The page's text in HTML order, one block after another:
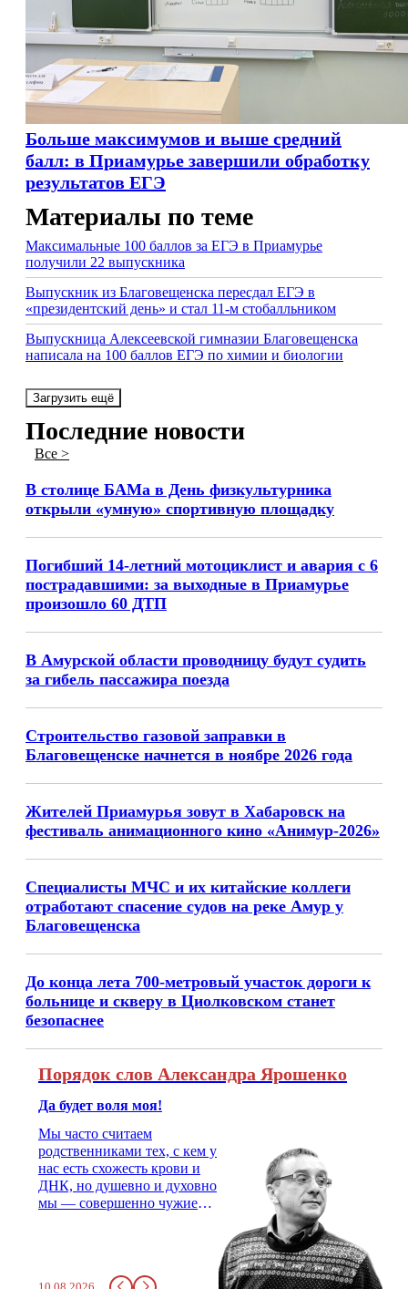
Больше максимумов и выше средний
балл: в Приамурье завершили обработку
результатов ЕГЭ
Материалы по теме
Максимальные 100 баллов за ЕГЭ в Приамурье
получили 22 выпускника
Выпускник из Благовещенска пересдал ЕГЭ в
«президентский день» и стал 11-м стобалльником
Выпускница Алексеевской гимназии Благовещенска
написала на 100 баллов ЕГЭ по химии и биологии
Загрузить ещё
Последние новости
Все >
В столице БАМа в День физкультурника
открыли «умную» спортивную площадку
Погибший 14-летний мотоциклист и авария с 6
пострадавшими: за выходные в Приамурье
произошло 60 ДТП
В Амурской области проводницу будут судить
за гибель пассажира поезда
Строительство газовой заправки в
Благовещенске начнется в ноябре 2026 года
Жителей Приамурья зовут в Хабаровск на
фестиваль анимационного кино «Анимур-2026»
Специалисты МЧС и их китайские коллеги
отработают спасение судов на реке Амур у
Благовещенска
До конца лета 700-метровый участок дороги к
больнице и скверу в Циолковском станет
безопаснее
Порядок слов Александра Ярошенко
Да будет воля моя!
Мы часто считаем
родственниками тех, с кем у
нас есть схожесть крови и
ДНК, но душевно и духовно
мы — совершенно чужие
три, не меньше. Как не